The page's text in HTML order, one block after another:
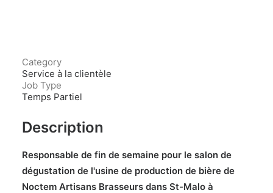
Category
Service à la clientèle
Job Type
Temps Partiel
Description
Responsable de fin de semaine pour le salon de
dégustation de l'usine de production de bière de
Noctem Artisans Brasseurs dans St-Malo à